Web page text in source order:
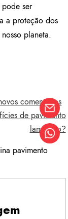
ser
a proteção dos
planeta.
comentários
de pavimento
laminado?
pavimento